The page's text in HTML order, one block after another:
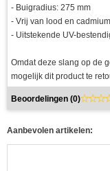
- Buigradius: 275 mm
- Vrij van lood en cadmium
- Uitstekende UV-
Omdat deze slang op de
mogelijk dit product te
Beoordelingen (0)
Aanbevolen artikelen: